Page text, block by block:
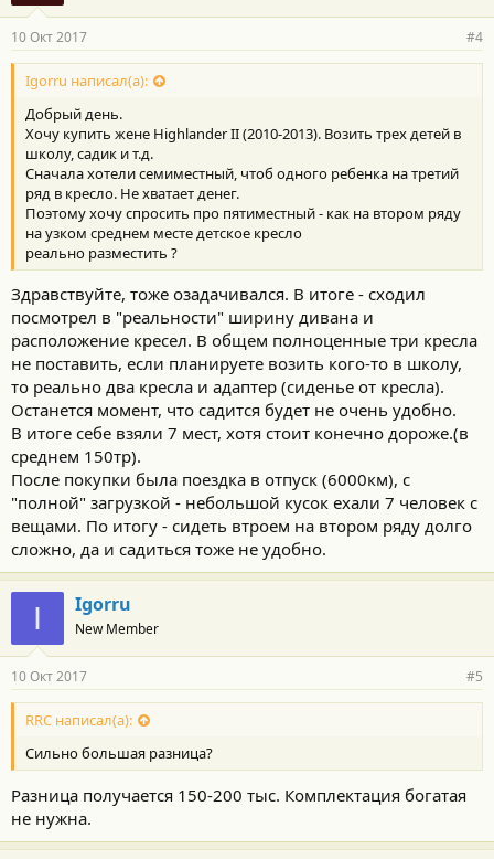
10 Окт 2017 #4
Igorru написал(а):
Добрый день.
Хочу купить жене Highlander II (2010-2013). Возить трех детей в
школу, садик и т.д.
Сначала хотели семиместный, чтоб одного ребенка на третий
ряд в кресло. Не хватает денег.
Поэтому хочу спросить про пятиместный - как на втором ряду
на узком среднем месте детское кресло
реально разместить ?
Здравствуйте, тоже озадачивался. В итоге - сходил
посмотрел в "реальности" ширину дивана и
расположение кресел. В общем полноценные три кресла
не поставить, если планируете возить кого-то в школу,
то реально два кресла и адаптер (сиденье от кресла).
Останется момент, что садится будет не очень удобно.
В итоге себе взяли 7 мест, хотя стоит конечно дороже.(в
среднем 150тр).
После покупки была поездка в отпуск (6000км), с
"полной" загрузкой - небольшой кусок ехали 7 человек с
вещами. По итогу - сидеть втроем на втором ряду долго
сложно, да и садиться тоже не удобно.
I Igorru
New Member
10 Окт 2017 #5
RRC написал(а):
Сильно большая разница?
Разница получается 150-200 тыс. Комплектация богатая
не нужна.